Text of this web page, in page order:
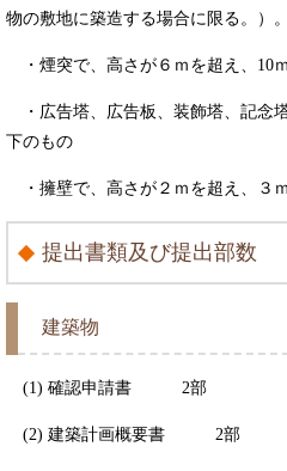
物の敷地に築造する場合に限る。）。
・煙突で、高さが６ｍを超え、10
・広告塔、広告板、装飾塔、記念
下のもの
・擁壁で、高さが２ｍを超え、３
提出書類及び提出部数
建築物
(1) 確認申請書 2部
(2) 建築計画概要書 2部